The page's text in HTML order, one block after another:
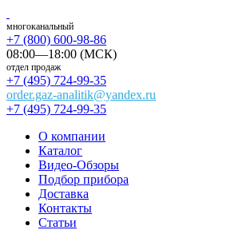
многоканальный
+7 (800) 600-98-86
08:00—18:00 (МСК)
отдел продаж
+7 (495) 724-99-35
order.gaz-analitik@yandex.ru
+7 (495) 724-99-35
О компании
Каталог
Видео-Обзоры
Подбор прибора
Доставка
Контакты
Статьи